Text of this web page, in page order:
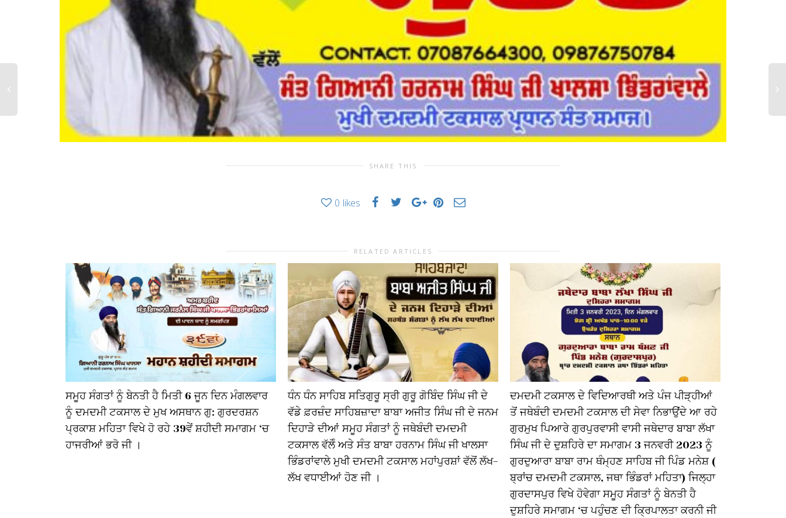
SHARE THIS
0 likes
RELATED ARTICLES
ਸਮੂਹ ਸੰਗਤਾਂ ਨੂੰ ਬੇਨਤੀ ਹੈ ਮਿਤੀ 6 ਜੂਨ ਦਿਨ ਮੰਗਲਵਾਰ
ਨੂੰ ਦਮਦਮੀ ਟਕਸਾਲ ਦੇ ਮੁਖ ਅਸਥਾਨ ਗੁ: ਗੁਰਦਰਸ਼ਨ
ਪ੍ਰਕਾਸ਼ ਮਹਿਤਾ ਵਿਖੇ ਹੋ ਰਹੇ 39ਵੇਂ ਸ਼ਹੀਦੀ ਸਮਾਗਮ ‘ਚ
ਹਾਜਰੀਆਂ ਭਰੋ ਜੀ ।
ਧੰਨ ਧੰਨ ਸਾਹਿਬ ਸਤਿਗੁਰੂ ਸ੍ਰੀ ਗੁਰੂ ਗੋਬਿੰਦ ਸਿੰਘ ਜੀ ਦੇ
ਵੱਡੇ ਫ਼ਰਜ਼ੰਦ ਸਾਹਿਬਜ਼ਾਦਾ ਬਾਬਾ ਅਜੀਤ ਸਿੰਘ ਜੀ ਦੇ ਜਨਮ
ਦਿਹਾੜੇ ਦੀਆਂ ਸਮੂਹ ਸੰਗਤਾਂ ਨੂੰ ਜਥੇਬੰਦੀ ਦਮਦਮੀ
ਟਕਸਾਲ ਵੱਲੋੰ ਅਤੇ ਸੰਤ ਬਾਬਾ ਹਰਨਾਮ ਸਿੰਘ ਜੀ ਖਾਲਸਾ
ਭਿੰਡਰਾਂਵਾਲੇ ਮੁਖੀ ਦਮਦਮੀ ਟਕਸਾਲ ਮਹਾਂਪੁਰਸ਼ਾਂ ਵੱਲੋਂ ਲੱਖ-
ਲੱਖ ਵਧਾਈਆਂ ਹੋਣ ਜੀ ।
ਦਮਦਮੀ ਟਕਸਾਲ ਦੇ ਵਿਦਿਆਰਥੀ ਅਤੇ ਪੰਜ ਪੀੜ੍ਹੀਆਂ
ਤੋਂ ਜਥੇਬੰਦੀ ਦਮਦਮੀ ਟਕਸਾਲ ਦੀ ਸੇਵਾ ਨਿਭਾਉਂਦੇ ਆ ਰਹੇ
ਗੁਰਮੁਖ ਪਿਆਰੇ ਗੁਰਪੁਰਵਾਸੀ ਵਾਸੀ ਜਥੇਦਾਰ ਬਾਬਾ ਲੱਖਾ
ਸਿੰਘ ਜੀ ਦੇ ਦੁਸ਼ਹਿਰੇ ਦਾ ਸਮਾਗਮ 3 ਜਨਵਰੀ 2023 ਨੂੰ
ਗੁਰਦੁਆਰਾ ਬਾਬਾ ਰਾਮ ਥੰਮ੍ਹਣ ਸਾਹਿਬ ਜੀ ਪਿੰਡ ਮਨੇਸ਼ (
ਬ੍ਰਾਂਚ ਦਮਦਮੀ ਟਕਸਾਲ, ਜਥਾ ਭਿੰਡਰਾਂ ਮਹਿਤਾ) ਜਿਲ੍ਹਾ
ਗੁਰਦਾਸਪੁਰ ਵਿਖੇ ਹੋਵੇਗਾ ਸਮੂਹ ਸੰਗਤਾਂ ਨੂੰ ਬੇਨਤੀ ਹੈ
ਦੁਸ਼ਹਿਰੇ ਸਮਾਗਮ ‘ਚ ਪਹੁੰਚਣ ਦੀ ਕ੍ਰਿਪਾਲਤਾ ਕਰਨੀ ਜੀ